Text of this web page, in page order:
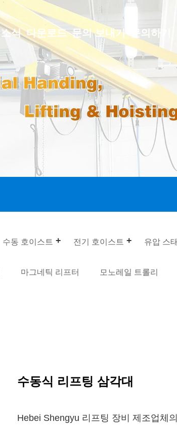
소식 다운로드 문의 보내기 문의하기
수동 호이스트 전기 호이스트 유압 스
마그네틱 리프터 모노레일 트롤리
수동식 리프팅 삼각대
Hebei Shengyu 리프팅 장비 제조업체